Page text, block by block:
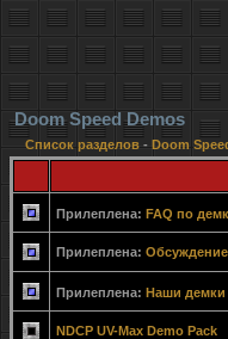
Doom Speed Demos
Список разделов - Doom
Прилеплена: FAQ по
Прилеплена:
Прилеплена: Наши демки
NDCP UV-Max Demo Pack